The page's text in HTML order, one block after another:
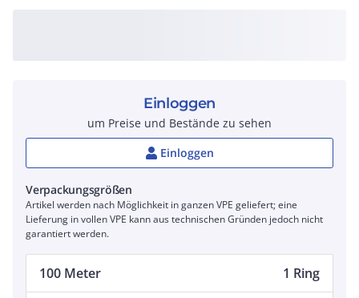
Einloggen
um Preise und Bestände zu sehen
Einloggen
Verpackungsgrößen
Artikel werden nach Möglichkeit in ganzen VPE geliefert; eine
Lieferung in vollen VPE kann aus technischen Gründen jedoch nicht
garantiert werden.
100 Meter 1 Ring